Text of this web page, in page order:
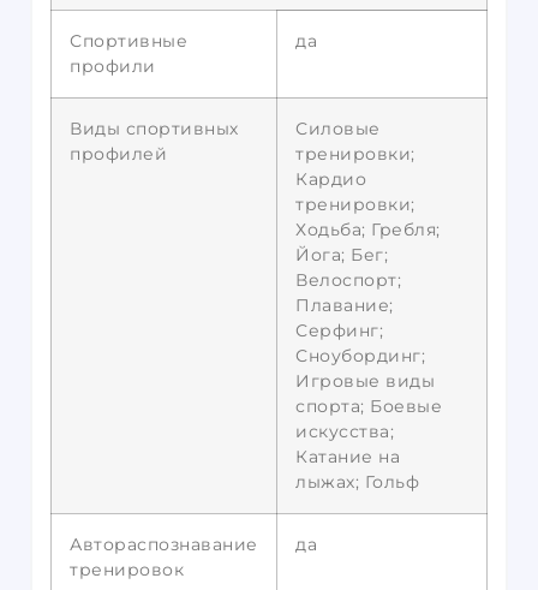
Спортивные
профили
да
Виды спортивных
профилей
Силовые
тренировки;
Кардио
тренировки;
Ходьба; Гребля;
Йога; Бег;
Велоспорт;
Плавание;
Серфинг;
Сноубординг;
Игровые виды
спорта; Боевые
искусства;
Катание на
лыжах; Гольф
Автораспознавание
тренировок
да